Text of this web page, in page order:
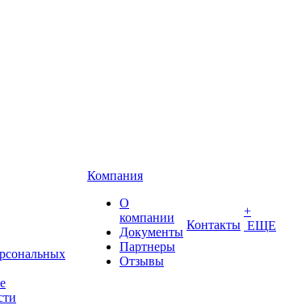
Компания
О
компании
Документы
Партнеры
Отзывы
Контакты
+
ЕЩЕ